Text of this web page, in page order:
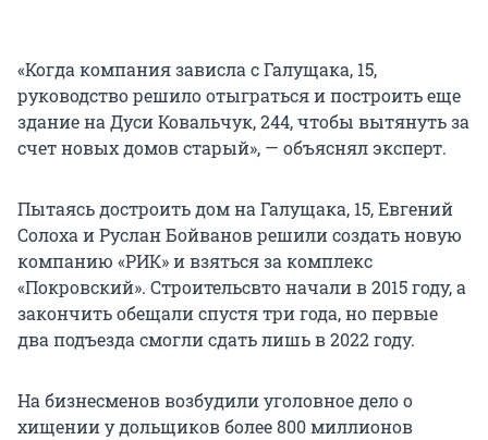
«Когда компания зависла с Галущака, 15,
руководство решило отыграться и построить еще
здание на Дуси Ковальчук, 244, чтобы вытянуть за
счет новых домов старый», — объяснял эксперт.
Пытаясь достроить дом на Галущака, 15, Евгений
Солоха и Руслан Бойванов решили создать новую
компанию «РИК» и взяться за комплекс
«Покровский». Строительсвто начали в 2015 году, а
закончить обещали спустя три года, но первые
два подъезда смогли сдать лишь в 2022 году.
На бизнесменов возбудили уголовное дело о
хищении у дольщиков более 800 миллионов